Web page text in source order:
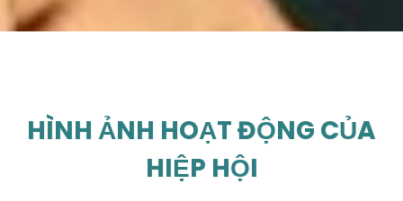
HÌNH ẢNH HOẠT ĐỘNG CỦA
HIỆP HỘI